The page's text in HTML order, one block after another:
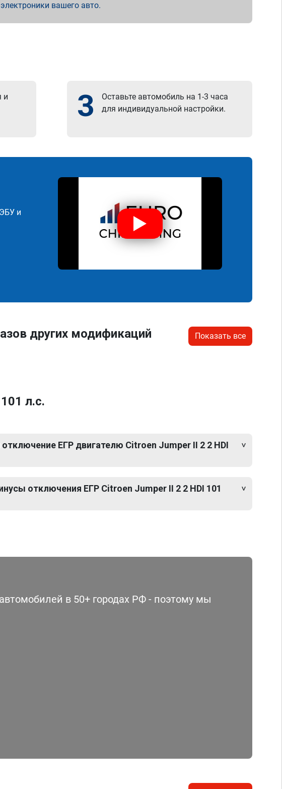
вашего авто.
и
3
Оставьте автомобиль на 1-3 часа
для индивидуальной настройки.
и
других модификаций
Показать все
л.с.
ЕГР двигателю Citroen Jumper II 2 2 HDI
отключения ЕГР Citroen Jumper II 2 2 HDI 101
в 50+ городах РФ - поэтому мы